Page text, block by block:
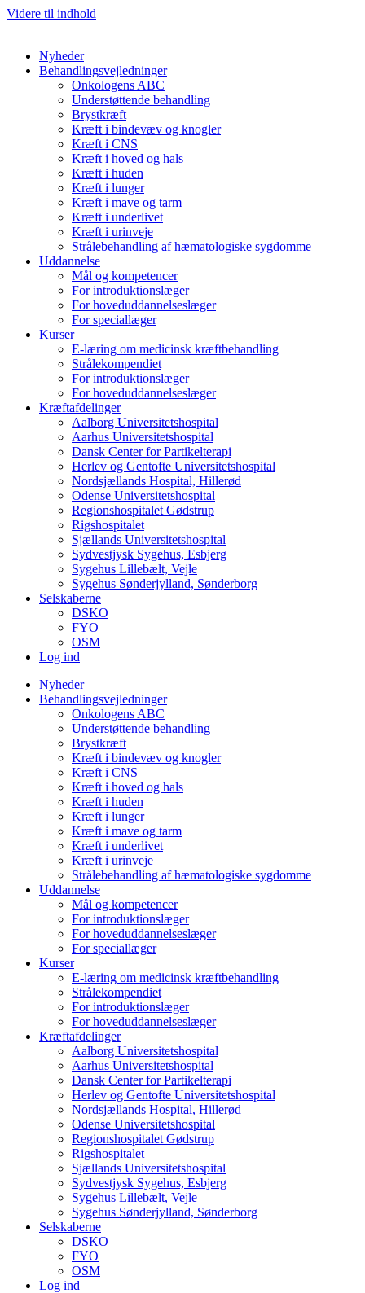
Videre til indhold
Nyheder
Behandlingsvejledninger
Onkologens ABC
Understøttende behandling
Brystkræft
Kræft i bindevæv og knogler
Kræft i CNS
Kræft i hoved og hals
Kræft i huden
Kræft i lunger
Kræft i mave og tarm
Kræft i underlivet
Kræft i urinveje
Strålebehandling af hæmatologiske sygdomme
Uddannelse
Mål og kompetencer
For introduktionslæger
For hoveduddannelseslæger
For speciallæger
Kurser
E-læring om medicinsk kræftbehandling
Strålekompendiet
For introduktionslæger
For hoveduddannelseslæger
Kræftafdelinger
Aalborg Universitetshospital
Aarhus Universitetshospital
Dansk Center for Partikelterapi
Herlev og Gentofte Universitetshospital
Nordsjællands Hospital, Hillerød
Odense Universitetshospital
Regionshospitalet Gødstrup
Rigshospitalet
Sjællands Universitetshospital
Sydvestjysk Sygehus, Esbjerg
Sygehus Lillebælt, Vejle
Sygehus Sønderjylland, Sønderborg
Selskaberne
DSKO
FYO
OSM
Log ind
Nyheder
Behandlingsvejledninger
Onkologens ABC
Understøttende behandling
Brystkræft
Kræft i bindevæv og knogler
Kræft i CNS
Kræft i hoved og hals
Kræft i huden
Kræft i lunger
Kræft i mave og tarm
Kræft i underlivet
Kræft i urinveje
Strålebehandling af hæmatologiske sygdomme
Uddannelse
Mål og kompetencer
For introduktionslæger
For hoveduddannelseslæger
For speciallæger
Kurser
E-læring om medicinsk kræftbehandling
Strålekompendiet
For introduktionslæger
For hoveduddannelseslæger
Kræftafdelinger
Aalborg Universitetshospital
Aarhus Universitetshospital
Dansk Center for Partikelterapi
Herlev og Gentofte Universitetshospital
Nordsjællands Hospital, Hillerød
Odense Universitetshospital
Regionshospitalet Gødstrup
Rigshospitalet
Sjællands Universitetshospital
Sydvestjysk Sygehus, Esbjerg
Sygehus Lillebælt, Vejle
Sygehus Sønderjylland, Sønderborg
Selskaberne
DSKO
FYO
OSM
Log ind